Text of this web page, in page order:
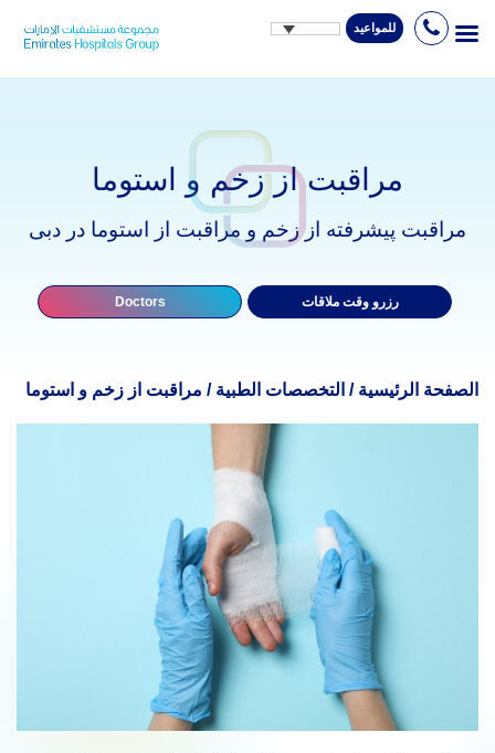
Skip
content
للمواعيد
مراقبت از زخم و استوما
مراقبت پیشرفته از زخم و مراقبت از استوما در دبی
رزرو وقت ملاقات Doctors
الصفحة الرئيسية / التخصصات الطبية / مراقبت از زخم و استوما